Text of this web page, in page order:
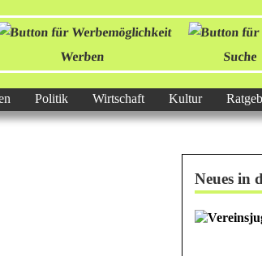
Werben Suche
Politik Wirtschaft Kultur
Neues in